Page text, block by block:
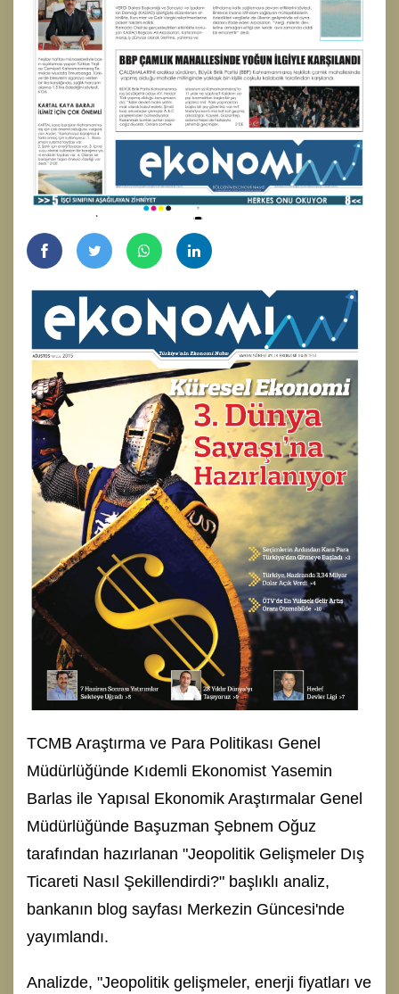
TCMB Araştırma ve Para Politikası Genel
Müdürlüğünde Kıdemli Ekonomist Yasemin
Barlas ile Yapısal Ekonomik Araştırmalar Genel
Müdürlüğünde Başuzman Şebnem Oğuz
tarafından hazırlanan "Jeopolitik Gelişmeler Dış
Ticareti Nasıl Şekillendirdi?" başlıklı analiz,
bankanın blog sayfası Merkezin Güncesi'nde
yayımlandı.
Analizde, "Jeopolitik gelişmeler, enerji fiyatları ve